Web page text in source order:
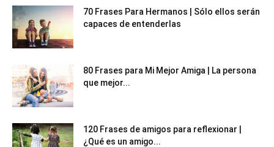
70 Frases Para Hermanos | Sólo ellos serán
capaces de entenderlas
80 Frases para Mi Mejor Amiga | La persona
que mejor...
120 Frases de amigos para reflexionar |
¿Qué es un amigo...